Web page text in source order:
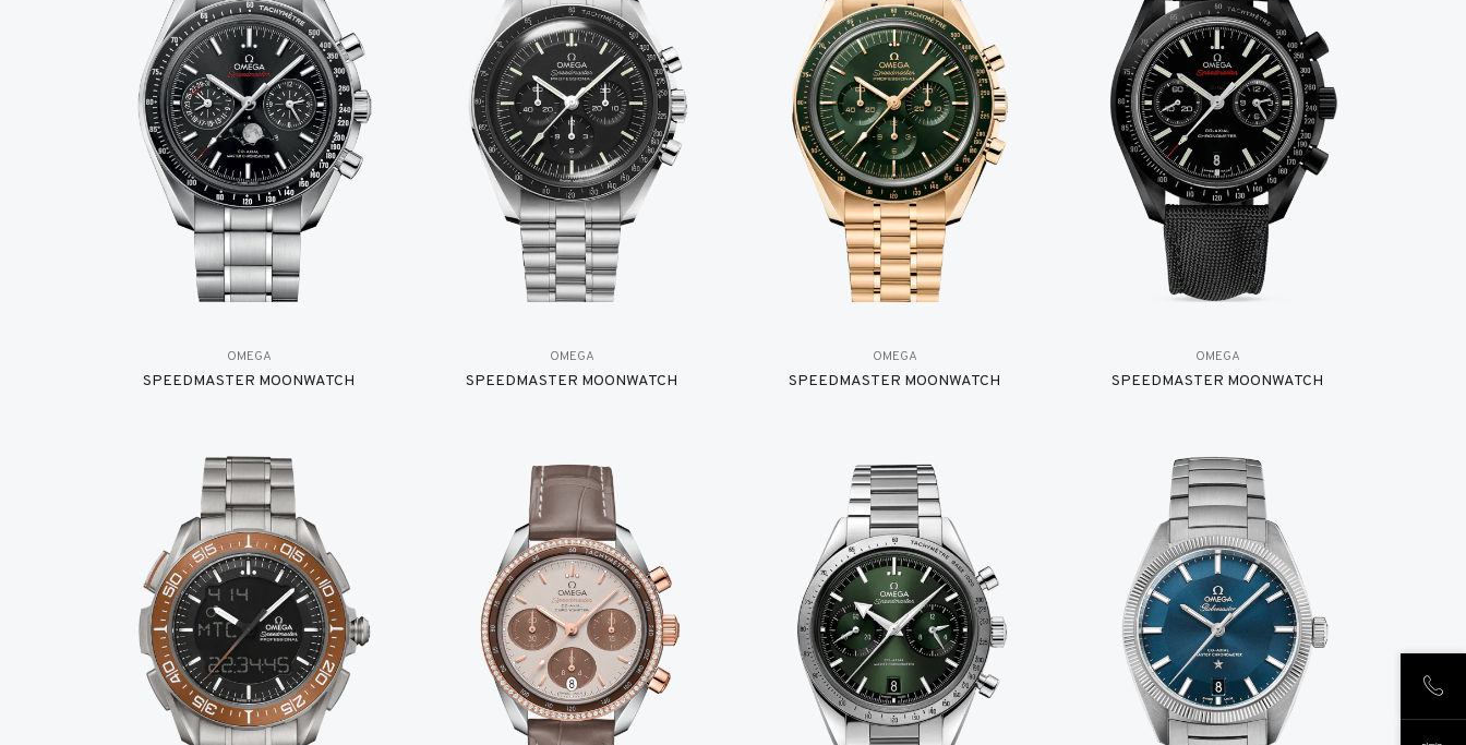
OMEGA
SPEEDMASTER MOONWATCH
OMEGA
SPEEDMASTER MOONWATCH
OMEGA
SPEEDMASTER MOONWATCH
OMEGA
SPEEDMASTER MOONWATCH